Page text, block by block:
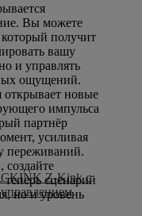
Вы можете
который получит
вашу
и управлять
ощущений.
открывает новые
импульса
партнёр
усиливая
переживаний.
создайте
сценарий
но и уровень